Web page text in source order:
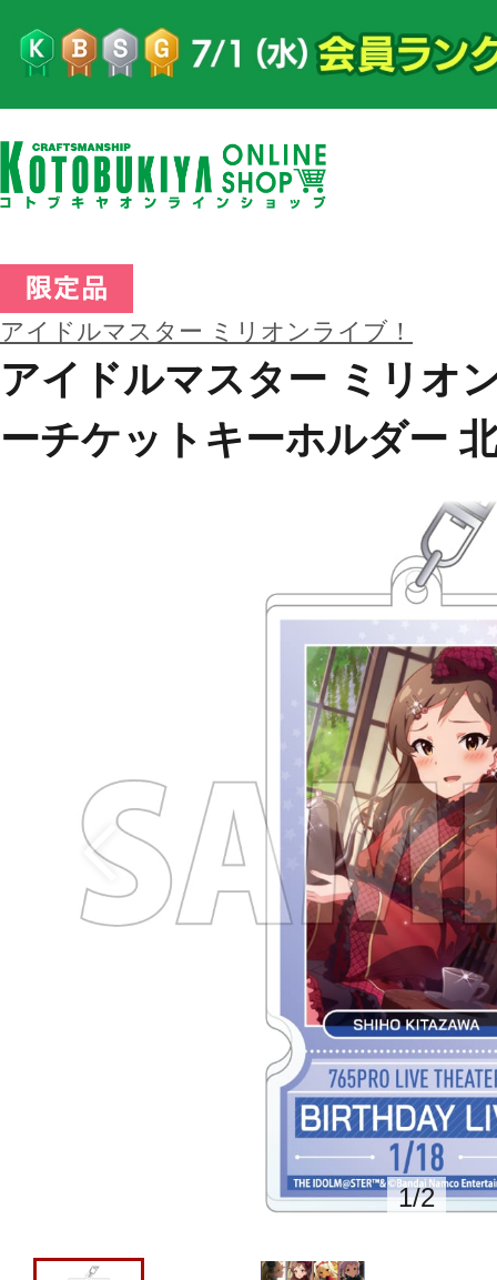
アイドルマスター ミリオンライブ！
アイドルマスター ミリオ
ーチケットキーホルダー
1/2